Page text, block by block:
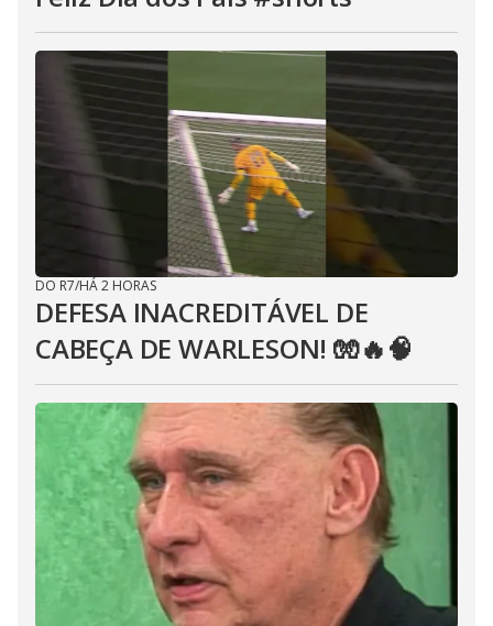
DO R7/HÁ 2 HORAS
DEFESA INACREDITÁVEL DE
CABEÇA DE WARLESON! 🧤🔥🧠